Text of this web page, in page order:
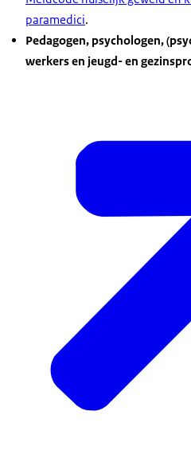
paramedici.
Pedagogen, psychologen,
werkers en jeugd- en